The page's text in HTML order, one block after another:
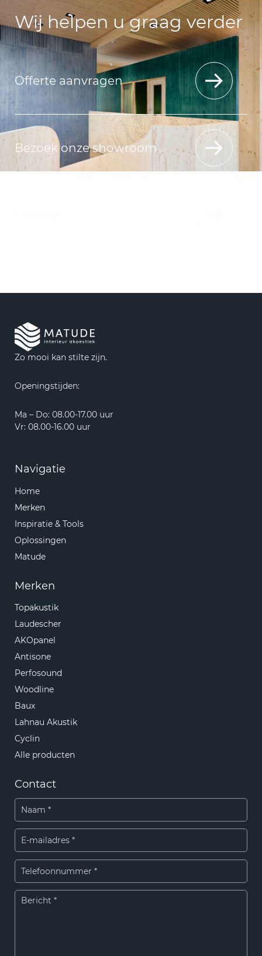
Wij helpen u graag verder
Offerte aanvragen
Bezoek onze showroom
Zo mooi kan stilte zijn.
Openingstijden:
Ma – Do: 08.00-17.00 uur
Vr: 08.00-16.00 uur
Merken
Topakustik
Laudescher
AKOpanel
Antisone
Perfosound
Woodline
Baux
Lahnau Akustik
Cyclin
Alle producten
Navigatie
Home
Merken
Inspiratie & Tools
Oplossingen
Matude
Contact